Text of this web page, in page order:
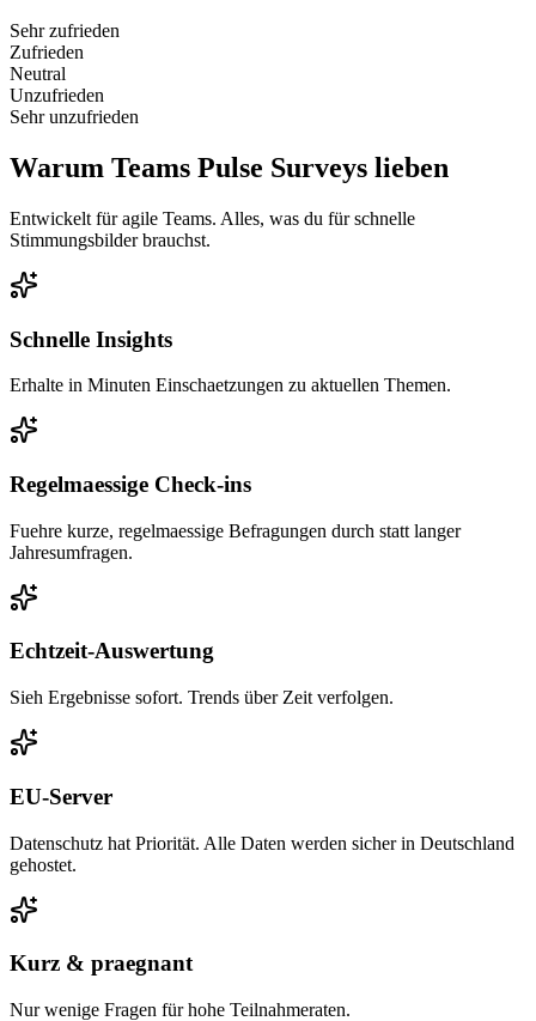
Sehr zufrieden
Zufrieden
Neutral
Unzufrieden
Sehr unzufrieden
Warum Teams Pulse Surveys lieben
Entwickelt für agile Teams. Alles, was du für schnelle
Stimmungsbilder brauchst.
Schnelle Insights
Erhalte in Minuten Einschaetzungen zu aktuellen Themen.
Regelmaessige Check-ins
Fuehre kurze, regelmaessige Befragungen durch statt langer
Jahresumfragen.
Echtzeit-Auswertung
Sieh Ergebnisse sofort. Trends über Zeit verfolgen.
EU-Server
Datenschutz hat Priorität. Alle Daten werden sicher in Deutschland
gehostet.
Kurz & praegnant
Nur wenige Fragen für hohe Teilnahmeraten.